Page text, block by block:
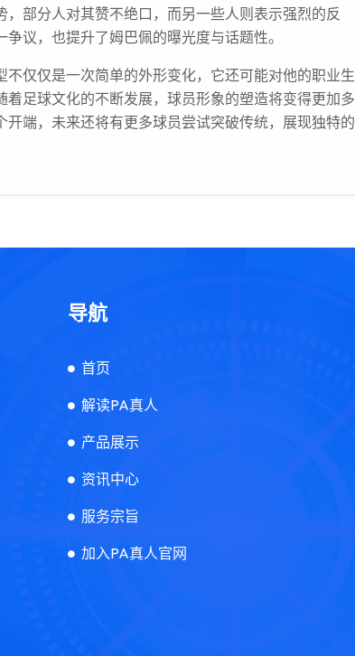
部分人对其赞不绝口，而另一些人则表示强烈的反
议，也提升了姆巴佩的曝光度与话题性。
仅仅是一次简单的外形变化，它还可能对他的职业生
足球文化的不断发展，球员形象的塑造将变得更加多
端，未来还将有更多球员尝试突破传统，展现独特的
导航
首页
解读PA真人
产品展示
资讯中心
服务宗旨
加入PA真人官网